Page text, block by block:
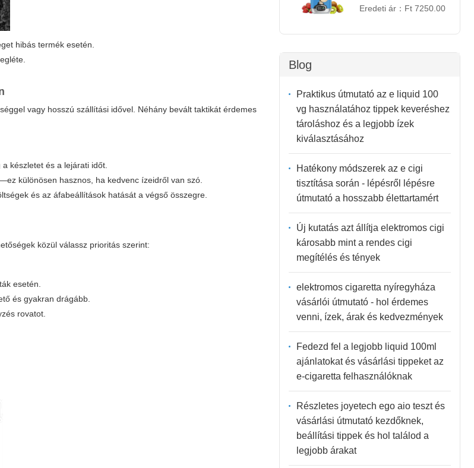
hibás termék esetén.
vagy hosszú szállítási idővel. Néhány bevált taktikát érdemes
készletet és a lejárati időt.
különösen hasznos, ha kedvenc ízeidről van szó.
és az áfabeállítások hatását a végső összegre.
közül válassz prioritás szerint:
esetén.
és gyakran drágább.
rovatot.
Kombináció
Eredeti ár： Ft 7250.00
Blog
Praktikus útmutató az e liquid 100
vg használatához tippek keveréshez
tároláshoz és a legjobb ízek
kiválasztásához
Hatékony módszerek az e cigi
tisztítása során - lépésről lépésre
útmutató a hosszabb élettartamért
Új kutatás azt állítja elektromos cigi
károsabb mint a rendes cigi
megítélés és tények
elektromos cigaretta nyíregyháza
vásárlói útmutató - hol érdemes
venni, ízek, árak és kedvezmények
Fedezd fel a legjobb liquid 100ml
ajánlatokat és vásárlási tippeket az
e-cigaretta felhasználóknak
Részletes joyetech ego aio teszt és
vásárlási útmutató kezdőknek,
beállítási tippek és hol találod a
legjobb árakat